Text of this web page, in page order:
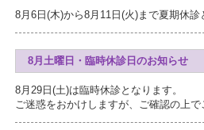
8月6日(木)から8月11日(火)まで夏期休診
8月土曜日・臨時休診日のお知らせ
8月29日(土)は臨時休診となります。
ご迷惑をおかけしますが、ご確認の上で